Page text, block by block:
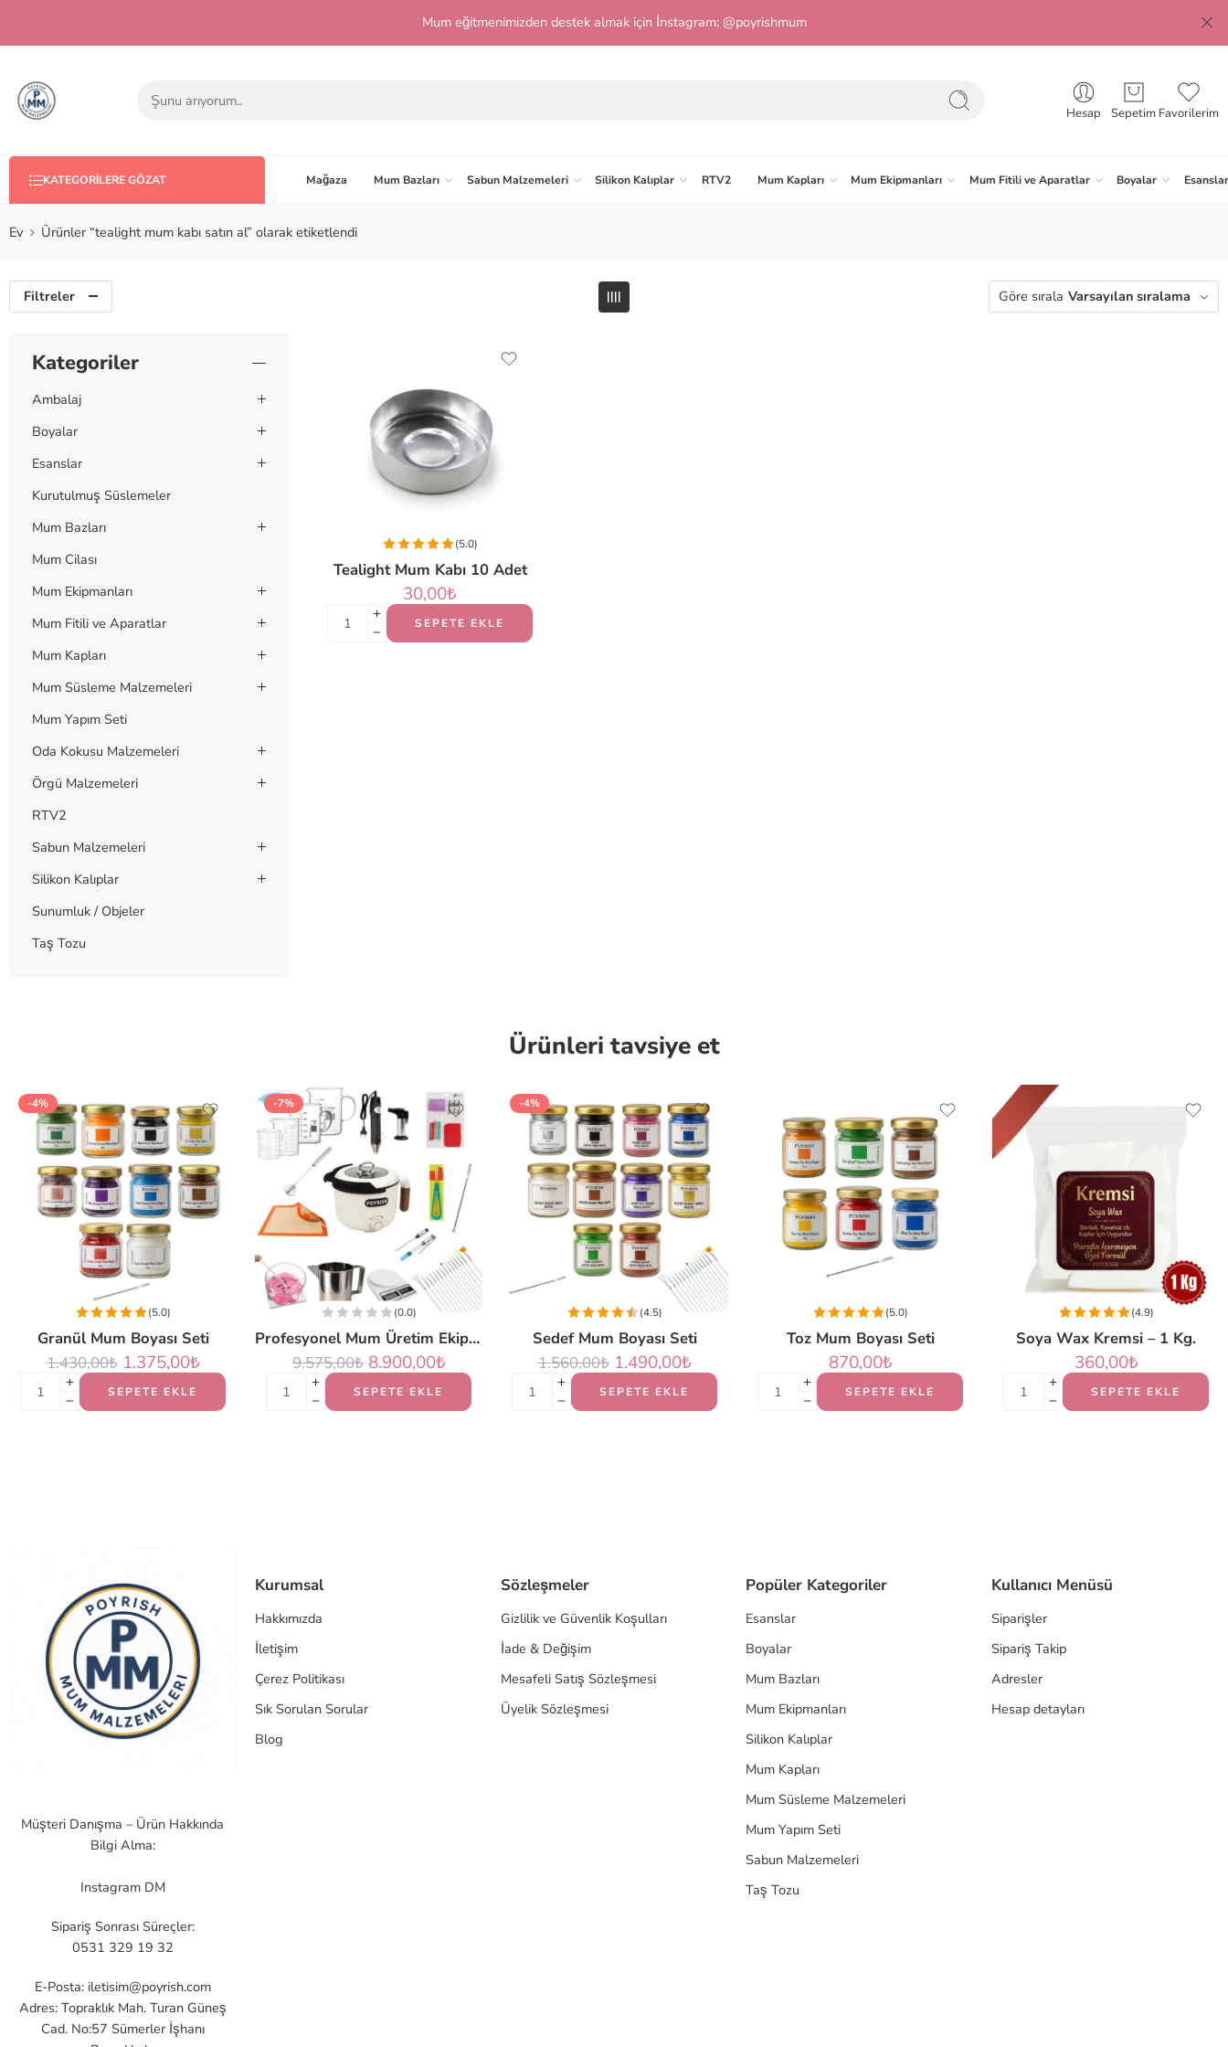
Mum eğitmenimizden destek almak için İnstagram: @poyrishmum
Hesap Sepetim Favorilerim
KATEGORILERE GÖZAT Mağaza Mum Bazları Sabun Malzemeleri Silikon Kalıplar RTV2 Mum Kapları Mum Ekipmanları Mum Fitili ve Aparatlar Boyalar Esanslar
Ev Ürünler “tealight mum kabı satın al” olarak etiketlendi
Filtreler Göre sırala Varsayılan sıralama
Tealight Mum Kabı 10 Adet
(5.0)
30,00₺
SEPETE EKLE
Kategoriler
Ambalaj
Boyalar
Esanslar
Kurutulmuş Süslemeler
Mum Bazları
Mum Cilası
Mum Ekipmanları
Mum Fitili ve Aparatlar
Mum Kapları
Mum Süsleme Malzemeleri
Mum Yapım Seti
Oda Kokusu Malzemeleri
Örgü Malzemeleri
RTV2
Sabun Malzemeleri
Silikon Kalıplar
Sunumluk / Objeler
Taş Tozu
Ürünleri tavsiye et
-4%
Granül Mum Boyası Seti
(5.0)
1.430,00₺ 1.375,00₺
SEPETE EKLE
-7%
Profesyonel Mum Üretim Ekipmanları Seti (PLUS)
(0.0)
9.575,00₺ 8.900,00₺
SEPETE EKLE
-4%
Sedef Mum Boyası Seti
(4.5)
1.560,00₺ 1.490,00₺
SEPETE EKLE
Toz Mum Boyası Seti
(5.0)
870,00₺
SEPETE EKLE
Soya Wax Kremsi – 1 Kg.
(4.9)
360,00₺
SEPETE EKLE
Müşteri Danışma – Ürün Hakkında
Bilgi Alma:
Instagram DM
Sipariş Sonrası Süreçler:
0531 329 19 32
E-Posta: iletisim@poyrish.com
Adres: Topraklık Mah. Turan Güneş
Cad. No:57 Sümerler İşhanı
Kurumsal
Hakkımızda
İletişim
Çerez Politikası
Sık Sorulan Sorular
Blog
Sözleşmeler
Gizlilik ve Güvenlik Koşulları
İade & Değişim
Mesafeli Satış Sözleşmesi
Üyelik Sözleşmesi
Popüler Kategoriler
Esanslar
Boyalar
Mum Bazları
Mum Ekipmanları
Silikon Kalıplar
Mum Kapları
Mum Süsleme Malzemeleri
Mum Yapım Seti
Sabun Malzemeleri
Taş Tozu
Kullanıcı Menüsü
Siparişler
Sipariş Takip
Adresler
Hesap detayları